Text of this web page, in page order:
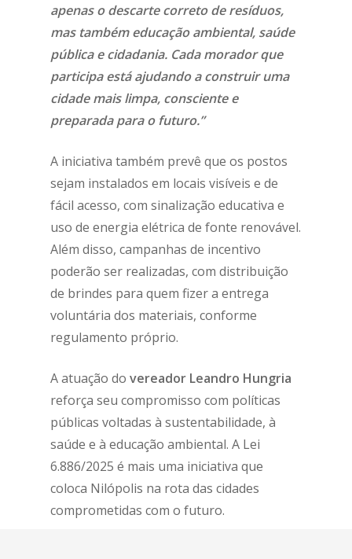
apenas o descarte correto de resíduos,
mas também educação ambiental, saúde
pública e cidadania. Cada morador que
participa está ajudando a construir uma
cidade mais limpa, consciente e
preparada para o futuro.”
A iniciativa também prevê que os postos
sejam instalados em locais visíveis e de
fácil acesso, com sinalização educativa e
uso de energia elétrica de fonte renovável.
Além disso, campanhas de incentivo
poderão ser realizadas, com distribuição
de brindes para quem fizer a entrega
voluntária dos materiais, conforme
regulamento próprio.
A atuação do vereador Leandro Hungria
reforça seu compromisso com políticas
públicas voltadas à sustentabilidade, à
saúde e à educação ambiental. A Lei
6.886/2025 é mais uma iniciativa que
coloca Nilópolis na rota das cidades
comprometidas com o futuro.